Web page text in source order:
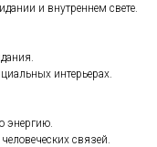
и внутреннем свете.
интерьерах.
энергию.
связей.